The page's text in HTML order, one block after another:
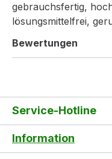
gebrauchsfertig,
lösungsmittelfrei,
Bewertungen
Service-Hotline
Information